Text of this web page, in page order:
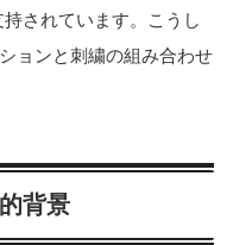
されています。こうし
ョンと刺繍の組み合わせ
背景